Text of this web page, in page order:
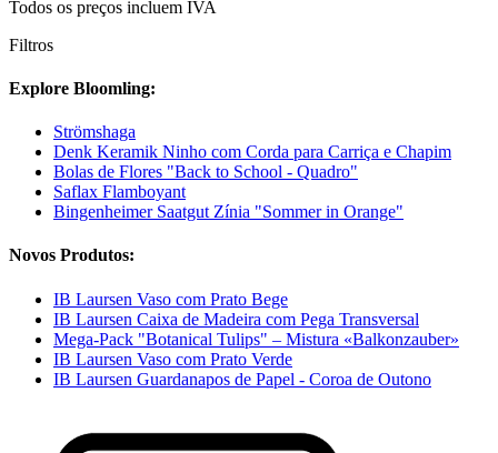
Todos os preços incluem IVA
Filtros
Explore Bloomling:
Strömshaga
Denk Keramik Ninho com Corda para Carriça e Chapim
Bolas de Flores "Back to School - Quadro"
Saflax Flamboyant
Bingenheimer Saatgut Zínia "Sommer in Orange"
Novos Produtos:
IB Laursen Vaso com Prato Bege
IB Laursen Caixa de Madeira com Pega Transversal
Mega-Pack "Botanical Tulips" – Mistura «Balkonzauber»
IB Laursen Vaso com Prato Verde
IB Laursen Guardanapos de Papel - Coroa de Outono